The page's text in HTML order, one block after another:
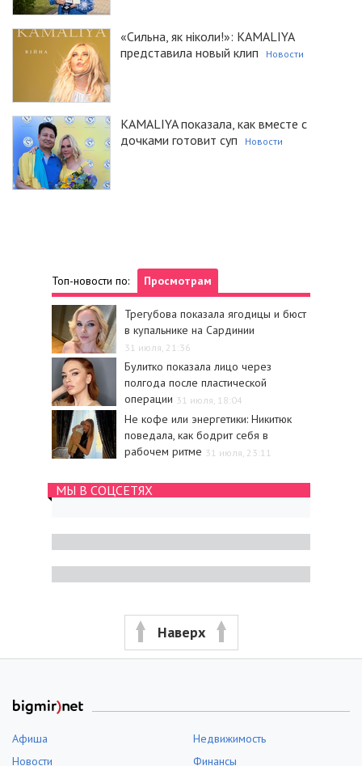
«Сильна, як ніколи!»: KAMALIYA
представила новый клип
Новости
KAMALIYA показала, как вместе с
дочками готовит суп
Новости
Топ-новости по: Просмотрам
Трегубова показала ягодицы и бюст
в купальнике на Сардинии
31 июля, 21:36
Булитко показала лицо через
полгода после пластической
операции 31 июля, 18:04
Не кофе или энергетики: Никитюк
поведала, как бодрит себя в
рабочем ритме 31 июля, 23:11
МЫ В СОЦСЕТЯХ
Наверх
Афиша
Недвижимость
Новости
Финансы